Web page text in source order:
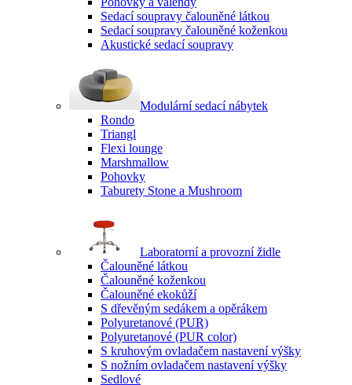
Sedací soupravy čalouněné látkou
Sedací soupravy čalouněné koženkou
Akustické sedací soupravy
Modulární sedací nábytek
Rondo
Triangl
Flexi lounge
Marshmallow
Pohovky
Taburety Stone a Mushroom
Laboratorní a provozní židle
Čalouněné látkou
Čalouněné koženkou
Čalouněné ekokůží
S dřevěným sedákem a opěrákem
Polyuretanové (PUR)
Polyuretanové (PUR color)
S kruhovým ovladačem nastavení výšky
S nožním ovladačem nastavení výšky
Sedlové